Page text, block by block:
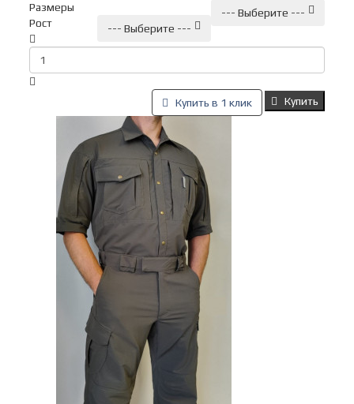
Размеры
--- Выберите ---
Рост
--- Выберите ---
Купить в 1 клик Купить